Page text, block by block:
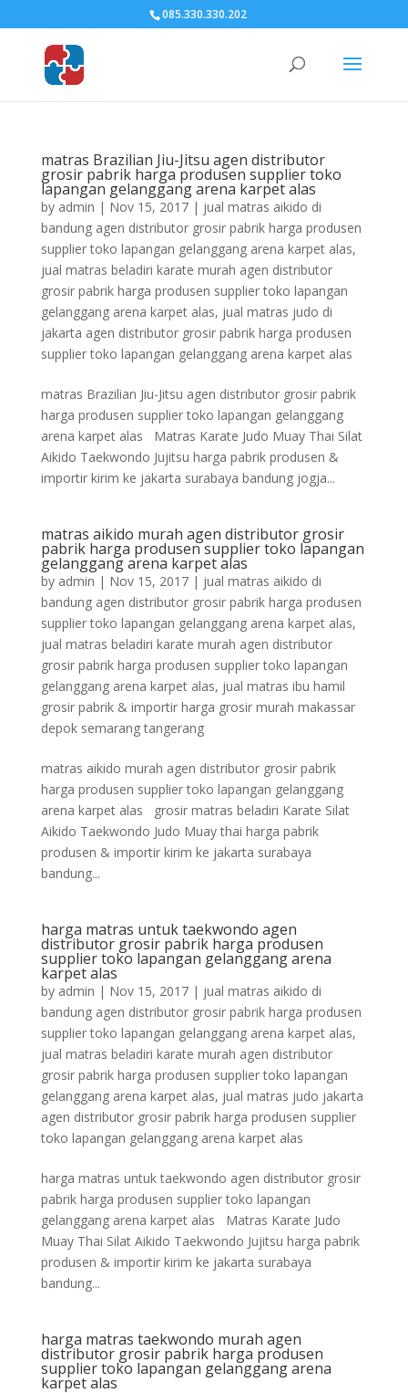
085.330.330.202
matras Brazilian Jiu-Jitsu agen distributor
grosir pabrik harga produsen supplier toko
lapangan gelanggang arena karpet alas
by admin | Nov 15, 2017| jual matras aikido di
bandung agen distributor grosir pabrik harga produsen
supplier toko lapangan gelanggang arena karpet alas,
jual matras beladiri karate murah agen distributor
grosir pabrik harga produsen supplier toko lapangan
gelanggang arena karpet alas, jual matras judo di
jakarta agen distributor grosir pabrik harga produsen
supplier toko lapangan gelanggang arena karpet alas
matras Brazilian Jiu-Jitsu agen distributor grosir pabrik
harga produsen supplier toko lapangan gelanggang
arena karpet alas Matras Karate Judo Muay Thai Silat
Aikido Taekwondo Jujitsu harga pabrik produsen &
importir kirim ke jakarta surabaya bandung jogja...
matras aikido murah agen distributor grosir
pabrik harga produsen supplier toko lapangan
gelanggang arena karpet alas
by admin | Nov 15, 2017| jual matras aikido di
bandung agen distributor grosir pabrik harga produsen
supplier toko lapangan gelanggang arena karpet alas,
jual matras beladiri karate murah agen distributor
grosir pabrik harga produsen supplier toko lapangan
gelanggang arena karpet alas, jual matras ibu hamil
grosir pabrik & importir harga grosir murah makassar
depok semarang tangerang
matras aikido murah agen distributor grosir pabrik
harga produsen supplier toko lapangan gelanggang
arena karpet alas grosir matras beladiri Karate Silat
Aikido Taekwondo Judo Muay thai harga pabrik
produsen & importir kirim ke jakarta surabaya
bandung...
harga matras untuk taekwondo agen
distributor grosir pabrik harga produsen
supplier toko lapangan gelanggang arena
karpet alas
by admin | Nov 15, 2017| jual matras aikido di
bandung agen distributor grosir pabrik harga produsen
supplier toko lapangan gelanggang arena karpet alas,
jual matras beladiri karate murah agen distributor
grosir pabrik harga produsen supplier toko lapangan
gelanggang arena karpet alas, jual matras judo jakarta
agen distributor grosir pabrik harga produsen supplier
toko lapangan gelanggang arena karpet alas
harga matras untuk taekwondo agen distributor grosir
pabrik harga produsen supplier toko lapangan
gelanggang arena karpet alas Matras Karate Judo
Muay Thai Silat Aikido Taekwondo Jujitsu harga pabrik
produsen & importir kirim ke jakarta surabaya
bandung...
harga matras taekwondo murah agen
distributor grosir pabrik harga produsen
supplier toko lapangan gelanggang arena
karpet alas